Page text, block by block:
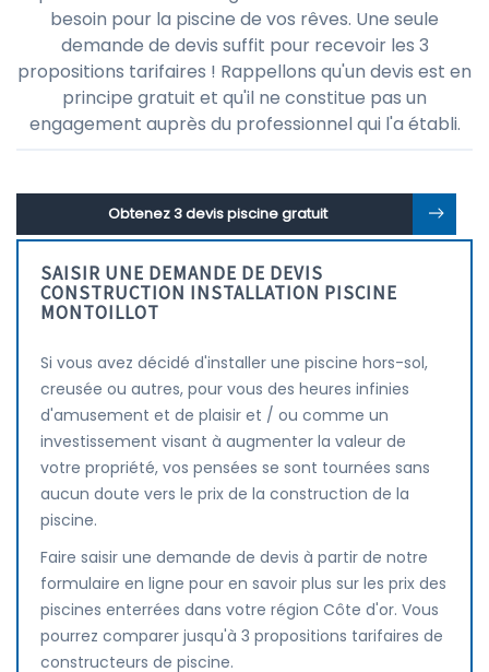
besoin pour la piscine de vos rêves. Une seule
demande de devis suffit pour recevoir les 3
propositions tarifaires ! Rappellons qu'un devis est en
principe gratuit et qu'il ne constitue pas un
engagement auprès du professionnel qui l'a établi.
Obtenez 3 devis piscine gratuit
SAISIR UNE DEMANDE DE DEVIS
CONSTRUCTION INSTALLATION PISCINE
MONTOILLOT
Si vous avez décidé d'installer une piscine hors-sol,
creusée ou autres, pour vous des heures infinies
d'amusement et de plaisir et / ou comme un
investissement visant à augmenter la valeur de
votre propriété, vos pensées se sont tournées sans
aucun doute vers le prix de la construction de la
piscine.
Faire saisir une demande de devis à partir de notre
formulaire en ligne pour en savoir plus sur les prix des
piscines enterrées dans votre région Côte d'or. Vous
pourrez comparer jusqu'à 3 propositions tarifaires de
constructeurs de piscine.